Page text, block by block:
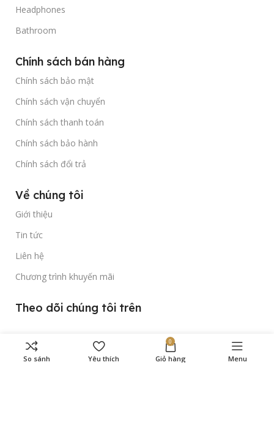
Headphones
Bathroom
Chính sách bán hàng
Chính sách bảo mật
Chính sách vận chuyển
Chính sách thanh toán
Chính sách bảo hành
Chính sách đổi trả
Về chúng tôi
Giới thiệu
Tin tức
Liên hệ
Chương trình khuyến mãi
Theo dõi chúng tôi trên
Bản quyền thuộc về Gold Time Watch © 2023.
So sánh Yêu thích
0
Giỏ hàng Menu